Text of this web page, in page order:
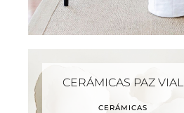
CERÁMICAS PAZ VIAL
CERÁMICAS